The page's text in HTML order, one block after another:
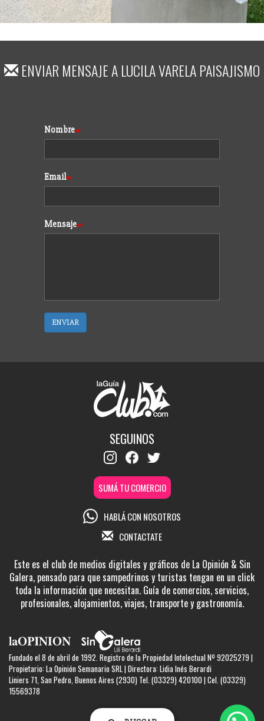
ENVIAR MENSAJE ALUCILA VARELA PAISAJISMO
Formulario
Nombre
Email
Mensaje
ENVIAR
SEGUINOS
SUMÁ TU COMERCIO
HABLÁ CON NOSOTROS
CONTACTATE
Este es el club de medios digitales y gráficos de La Opinión & Sin
Galera, pensado para que sampedrinos y turistas tengan en un click
toda la información que necesitan. Guía de comercios, servicios,
profesionales, alojamientos, viajes, transporte y gastronomía.
Fundado el 8 de abril de 1992. Registro de la Propiedad Intelectual Nº 92025279 |
Propietario: La Opinión Semanario SRL | Directora: Lidia Inés Berardi
Liniers 71, San Pedro, Buenos Aires (2930) Tel. (03329) 420100 | Cel. (03329)
15569378